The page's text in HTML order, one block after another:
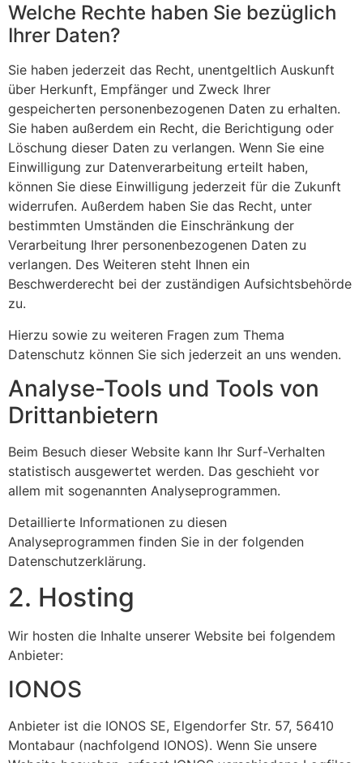
Welche Rechte haben Sie bezüglich
Ihrer Daten?
Sie haben jederzeit das Recht, unentgeltlich Auskunft
über Herkunft, Empfänger und Zweck Ihrer
gespeicherten personenbezogenen Daten zu erhalten.
Sie haben außerdem ein Recht, die Berichtigung oder
Löschung dieser Daten zu verlangen. Wenn Sie eine
Einwilligung zur Datenverarbeitung erteilt haben,
können Sie diese Einwilligung jederzeit für die Zukunft
widerrufen. Außerdem haben Sie das Recht, unter
bestimmten Umständen die Einschränkung der
Verarbeitung Ihrer personenbezogenen Daten zu
verlangen. Des Weiteren steht Ihnen ein
Beschwerderecht bei der zuständigen Aufsichtsbehörde
zu.
Hierzu sowie zu weiteren Fragen zum Thema
Datenschutz können Sie sich jederzeit an uns wenden.
Analyse-Tools und Tools von
Dritt­anbietern
Beim Besuch dieser Website kann Ihr Surf-Verhalten
statistisch ausgewertet werden. Das geschieht vor
allem mit sogenannten Analyseprogrammen.
Detaillierte Informationen zu diesen
Analyseprogrammen finden Sie in der folgenden
Datenschutzerklärung.
2. Hosting
Wir hosten die Inhalte unserer Website bei folgendem
Anbieter:
IONOS
Anbieter ist die IONOS SE, Elgendorfer Str. 57, 56410
Montabaur (nachfolgend IONOS). Wenn Sie unsere